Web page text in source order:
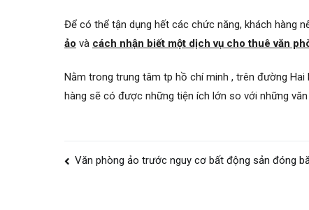
Để có thể tận dụng hết các chức năng, khách hàng
ảo và cách nhận biết một dịch vụ cho thuê văn
Nằm trong trung tâm tp hồ chí minh , trên đường Hai
hàng sẽ có được những tiện ích lớn so với những
Điều
Văn phòng ảo trước nguy cơ bất động sản đóng